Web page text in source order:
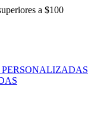
a $100